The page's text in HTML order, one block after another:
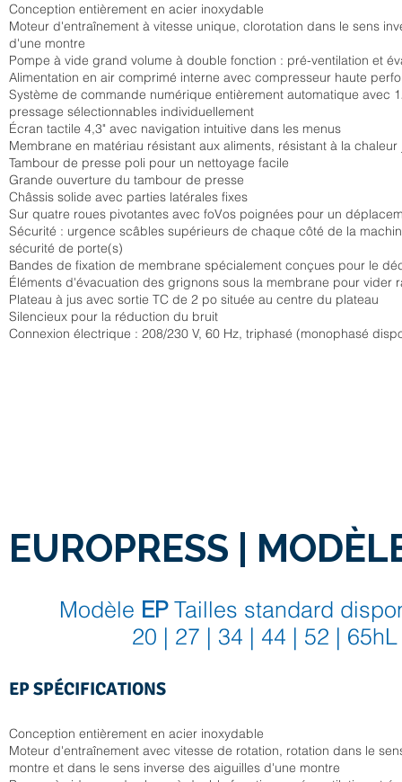
Conception entièrement en acier inoxydable
Moteur d'entraînement à vitesse unique, clorotation dans le sens
d'une montre
Pompe à vide grand volume à double fonction : pré-ventilation et
Alimentation en air comprimé interne avec compresseur haute
Système de commande numérique entièrement automatique avec
pressage sélectionnables individuellement
Écran tactile 4,3" avec navigation intuitive dans les menus
Membrane en matériau résistant aux aliments, résistant à la chaleur
Tambour de presse poli pour un nettoyage facile
Grande ouverture du tambour de presse
Châssis solide avec parties latérales fixes
Sur quatre roues pivotantes avec foVos poignées pour un
Sécurité : urgence scâbles supérieurs de chaque côté de la
sécurité de porte(s)
Bandes de fixation de membrane spécialement conçues pour le
Éléments d'évacuation des grignons sous la membrane pour vider
Plateau à jus avec sortie TC de 2 po située au centre du plateau
Silencieux pour la réduction du bruit
Connexion électrique : 208/230 V, 60 Hz, triphasé (monophasé
EUROPRESS |
Modèle EP Tailles standard
20 | 27 | 34 | 44 | 52 | 65hL
EP SPÉCIFICATIONS
Conception entièrement en acier inoxydable
Moteur d'entraînement avec vitesse de rotation, rotation dans le
montre et dans le sens inverse des aiguilles d'une montre